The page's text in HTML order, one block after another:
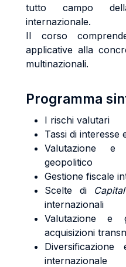
tutto campo
internazionale.
Il corso
applicative alla
multinazionali.
Programma
I rischi valutari
Tassi di interesse
Valutazione
geopolitico
Gestione fiscale
Scelte di
internazionali
Valutazione e
acquisizioni
internazionale